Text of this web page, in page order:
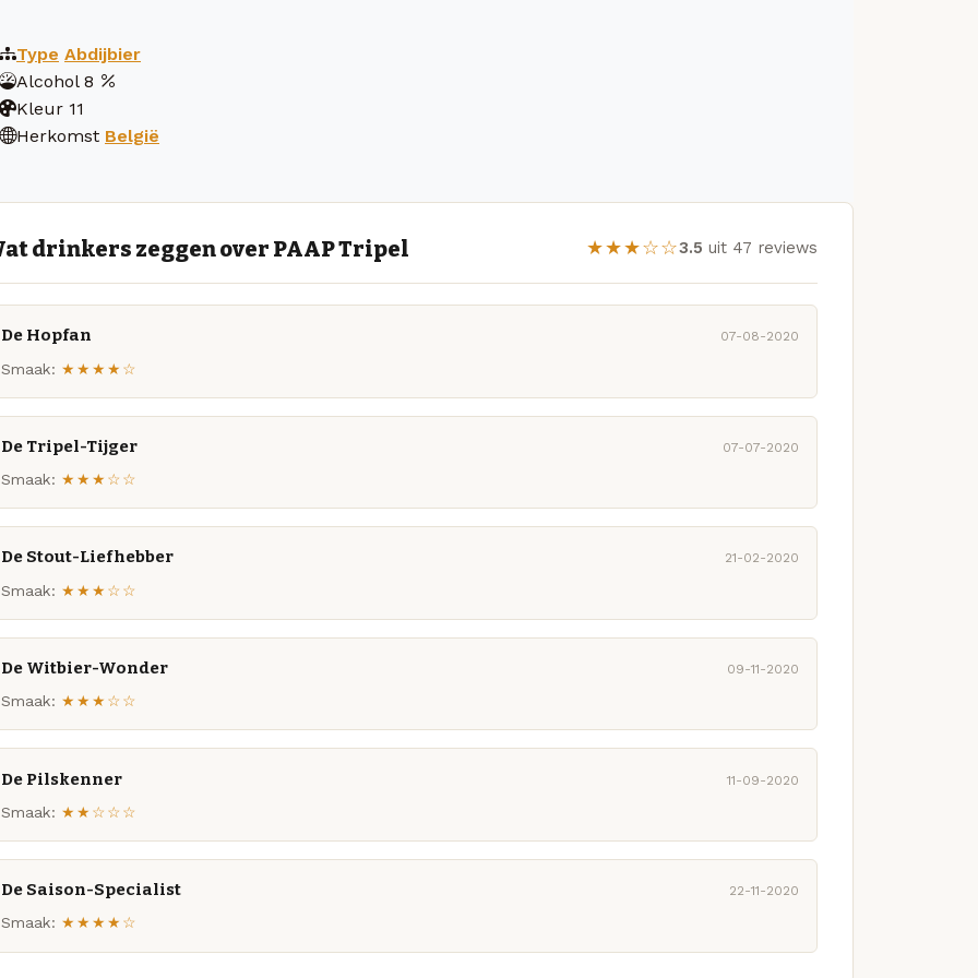
Type Abdijbier
Alcohol 8
Kleur 11
Herkomst België
drinkers zeggen over PAAP Tripel ★★★☆☆3.5 uit 47 reviews
De Hopfan 07-08-2020
Smaak: ★★★★☆
De Tripel-Tijger 07-07-2020
Smaak: ★★★☆☆
De Stout-Liefhebber 21-02-2020
Smaak: ★★★☆☆
De Witbier-Wonder 09-11-2020
Smaak: ★★★☆☆
De Pilskenner 11-09-2020
Smaak: ★★☆☆☆
De Saison-Specialist 22-11-2020
Smaak: ★★★★☆